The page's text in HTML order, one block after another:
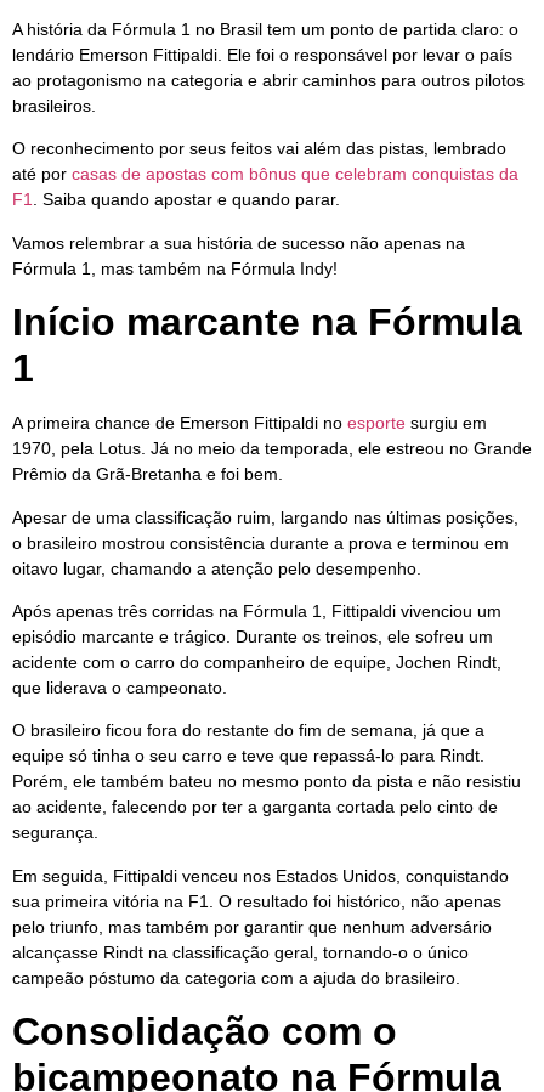
A história da Fórmula 1 no Brasil tem um ponto de partida claro: o
lendário Emerson Fittipaldi. Ele foi o responsável por levar o país
ao protagonismo na categoria e abrir caminhos para outros pilotos
brasileiros.
O reconhecimento por seus feitos vai além das pistas, lembrado
até por casas de apostas com bônus que celebram conquistas da
F1. Saiba quando apostar e quando parar.
Vamos relembrar a sua história de sucesso não apenas na
Fórmula 1, mas também na Fórmula Indy!
Início marcante na Fórmula
1
A primeira chance de Emerson Fittipaldi no esporte surgiu em
1970, pela Lotus. Já no meio da temporada, ele estreou no Grande
Prêmio da Grã-Bretanha e foi bem.
Apesar de uma classificação ruim, largando nas últimas posições,
o brasileiro mostrou consistência durante a prova e terminou em
oitavo lugar, chamando a atenção pelo desempenho.
Após apenas três corridas na Fórmula 1, Fittipaldi vivenciou um
episódio marcante e trágico. Durante os treinos, ele sofreu um
acidente com o carro do companheiro de equipe, Jochen Rindt,
que liderava o campeonato.
O brasileiro ficou fora do restante do fim de semana, já que a
equipe só tinha o seu carro e teve que repassá-lo para Rindt.
Porém, ele também bateu no mesmo ponto da pista e não resistiu
ao acidente, falecendo por ter a garganta cortada pelo cinto de
segurança.
Em seguida, Fittipaldi venceu nos Estados Unidos, conquistando
sua primeira vitória na F1. O resultado foi histórico, não apenas
pelo triunfo, mas também por garantir que nenhum adversário
alcançasse Rindt na classificação geral, tornando-o o único
campeão póstumo da categoria com a ajuda do brasileiro.
Consolidação com o
bicampeonato na Fórmula